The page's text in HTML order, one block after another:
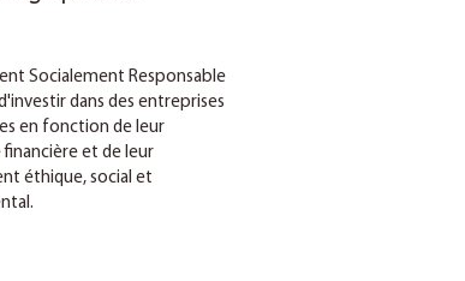
Socialement Responsable
dans des entreprises
en fonction de leur
et de leur
éthique, social et